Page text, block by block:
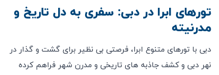
تورهای ابرا در دبی: سفری به دل تاریخ و
مدرنیته
دبی با تورهای متنوع ابرا، فرصتی بی ‌نظیر برای گشت و گذار در
نهر دبی و کشف جاذبه ‌های تاریخی و مدرن شهر فراهم کرده